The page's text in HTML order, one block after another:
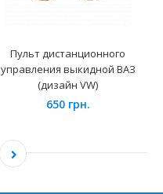
Пульт дистанционного
управления выкидной ВАЗ
(дизайн VW)
650 грн.